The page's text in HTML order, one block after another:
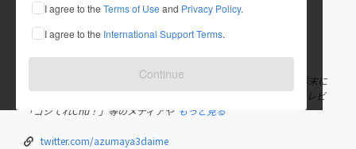
I agree to the Terms of Use and Privacy Policy.
I agree to the International Support Terms.
Continue
これまでに8回支援して1件のプロジェクトを投稿しています
在住国：日本 現在地：福島県
出身国：日本 出身地：福島県
福島県いわき市小名浜の老舗「お食事処東や」の元３代目 |2022年末に
閉店|2023年6/12(月)福島県初の炒飯専門店として再開|福島中央テレビ
「ゴジてれChu！」等のメディアや もっと見る
twitter.com/azumaya3daime